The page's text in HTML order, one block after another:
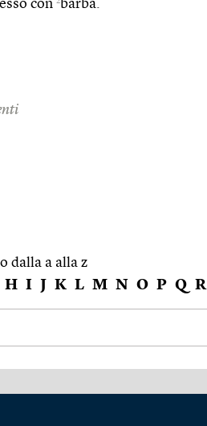
con barba.
dalla a alla z
H I J K L M N O P Q R